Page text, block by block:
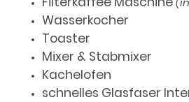
Wasserkocher
Toaster
Mixer & Stabmixer
Kachelofen
schnelles Glasfaser